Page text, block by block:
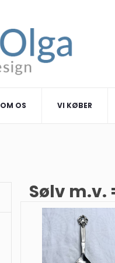
OM OS VI KØBER
Sølv m.v.